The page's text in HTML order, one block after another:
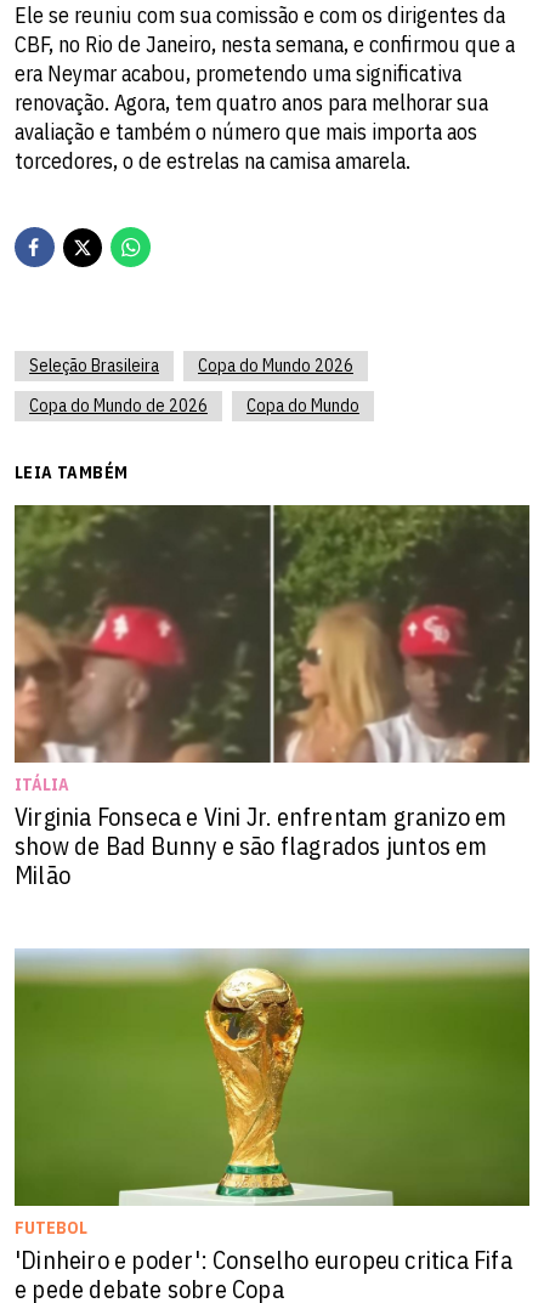
Ele se reuniu com sua comissão e com os dirigentes da
CBF, no Rio de Janeiro, nesta semana, e confirmou que a
era Neymar acabou, prometendo uma significativa
renovação. Agora, tem quatro anos para melhorar sua
avaliação e também o número que mais importa aos
torcedores, o de estrelas na camisa amarela.
Seleção Brasileira
Copa do Mundo 2026
Copa do Mundo de 2026
Copa do Mundo
LEIA TAMBÉM
ITÁLIA
Virginia Fonseca e Vini Jr. enfrentam granizo em
show de Bad Bunny e são flagrados juntos em
Milão
FUTEBOL
'Dinheiro e poder': Conselho europeu critica Fifa
e pede debate sobre Copa